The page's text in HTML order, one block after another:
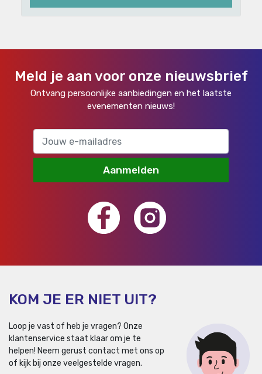
Meld je aan voor onze nieuwsbrief
Ontvang persoonlijke aanbiedingen en het laatste
evenementen nieuws!
Aanmelden
KOM JE ER NIET UIT?
Loop je vast of heb je vragen? Onze
klantenservice staat klaar om je te
helpen! Neem gerust contact met ons op
of kijk bij onze veelgestelde vragen.